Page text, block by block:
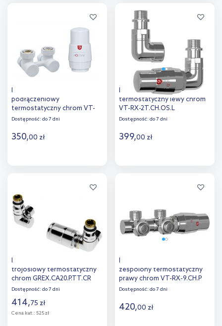
Dodaj do
porównania
Radox RX0 zestaw
podłączeniowy
termostatyczny chrom VT-
RX-0.CH.K LUX
Dostępność: do 7 dni
350,00 zł
porównania
Radox RX2T zestaw
termostatyczny lewy chrom
VT-RX-2T.CH.OS.L
Dostępność: do 7 dni
399,00 zł
Excellent Caldo zawór
trójosiowy termostatyczny
chrom GREX.CA20.P.TT.CR
Dostępność: do 7 dni
414,75 zł
Cena kat.: 525 zł
Radox RX9T zawór
zespolony termostatyczny
prawy chrom VT-RX-9.CH.P
Dostępność: do 7 dni
420,00 zł